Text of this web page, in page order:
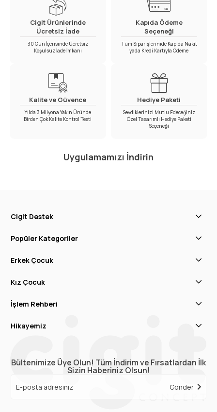
Cigit Ürünlerinde
Ücretsiz İade
30 Gün İçerisinde Ücretsiz
Koşulsuz İade İmkanı
Kapıda Ödeme
Seçeneği
Tüm Siparişlerinide Kapıda Nakit
yada Kredi Kartıyla Ödeme
Kalite ve Güvence
Yılda 3 Milyona Yakın Üründe
Birden Çok Kalite Kontrol Testi
Hediye Paketi
Sevdiklerinizi Mutlu Edeceğiniz
Özel Tasarımlı Hediye Paketi
Seçeneği
Uygulamamızı İndirin
Cigit Destek
Popüler Kategoriler
Erkek Çocuk
Kız Çocuk
İşlem Rehberi
Hikayemiz
Bültenimize Üye Olun! Tüm İndirim ve Fırsatlardan İlk
Sizin Haberiniz Olsun!
Gönder